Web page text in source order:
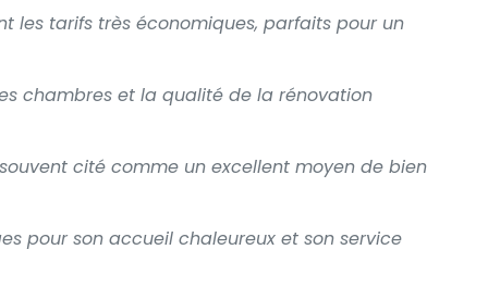
les tarifs très économiques, parfaits pour un
chambres et la qualité de la rénovation
cité comme un excellent moyen de bien
pour son accueil chaleureux et son service